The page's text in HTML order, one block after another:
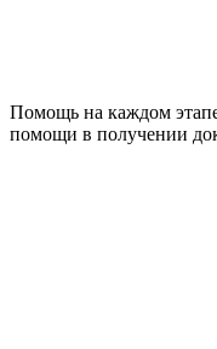
Помощь на каждом
помощи в получении